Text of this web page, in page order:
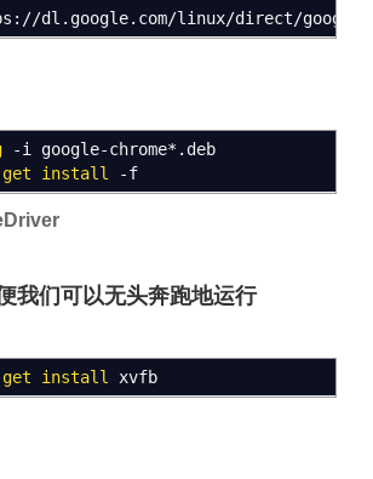
//dl.google.com/linux/direct/
-i google-chrome* .deb
install -f
我们可以无头奔跑地运行
install xvfb